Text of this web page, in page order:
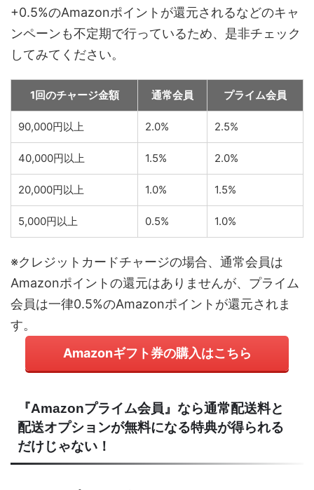
+0.5%のAmazonポイントが還元されるなどのキャ
ンペーンも不定期で行っているため、是非チェック
してみてください。
1回のチャージ金額 通常会員 プライム会員
90,000円以上 2.0% 2.5%
40,000円以上 1.5% 2.0%
20,000円以上 1.0% 1.5%
5,000円以上 0.5% 1.0%
※クレジットカードチャージの場合、通常会員は
Amazonポイントの還元はありませんが、プライム
会員は一律0.5%のAmazonポイントが還元されま
す。
Amazonギフト券の購入はこちら
『Amazonプライム会員』なら通常配送料と
配送オプションが無料になる特典が得られる
だけじゃない！